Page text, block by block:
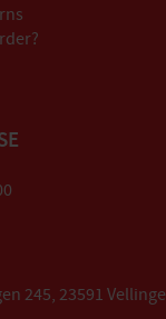
245, 23591 Vellinge